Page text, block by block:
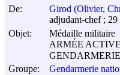
De:
Girod (Olivier,
adjudant-chef ; 29
Objet:
Médaille militaire
ARMÉE ACTIVE
Groupe:
Gendarmerie